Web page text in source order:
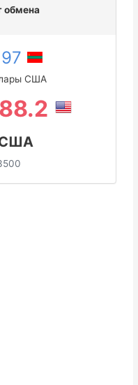
обмена
США
США